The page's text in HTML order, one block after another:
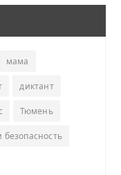
мама
диктант
Тюмень